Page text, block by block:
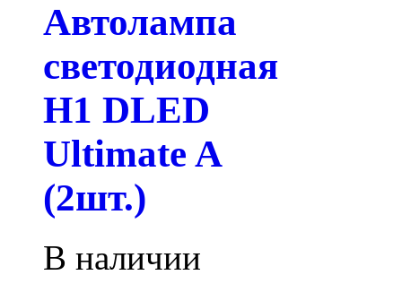
Автолампа
светодиодная
H1 DLED
Ultimate A
(2шт.)
В наличии